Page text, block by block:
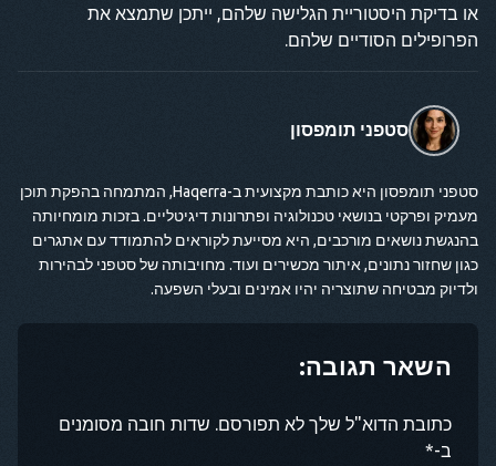
או בדיקת היסטוריית הגלישה שלהם, ייתכן שתמצא את
הפרופילים הסודיים שלהם.
סטפני תומפסון
סטפני תומפסון היא כותבת מקצועית ב-Haqerra, המתמחה בהפקת תוכן
מעמיק ופרקטי בנושאי טכנולוגיה ופתרונות דיגיטליים. בזכות מומחיותה
בהנגשת נושאים מורכבים, היא מסייעת לקוראים להתמודד עם אתגרים
כגון שחזור נתונים, איתור מכשירים ועוד. מחויבותה של סטפני לבהירות
ולדיוק מבטיחה שתוצריה יהיו אמינים ובעלי השפעה.
השאר תגובה:
כתובת הדוא"ל שלך לא תפורסם. שדות חובה מסומנים
ב-*